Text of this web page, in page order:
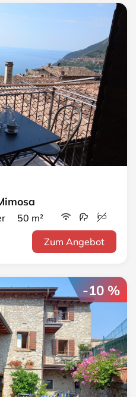
50 m²
Zum Angebot
-10 %